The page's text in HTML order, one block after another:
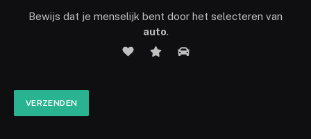
Bewijs dat je menselijk bent door het selecteren van
auto.